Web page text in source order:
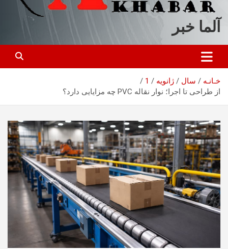
آلما خبر
خـانـه سال ژانویه
1
از طراحی تا اجرا؛ نوار نقاله PVC چه مزایایی دارد؟